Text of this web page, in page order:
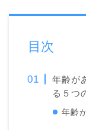
目次
年齢が
る５つ
年齢